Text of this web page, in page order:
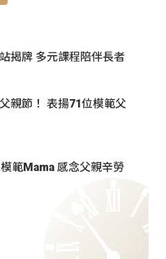
揭牌 多元課程陪伴長者
親節！ 表揚71位模範父
範Mama 感念父親辛勞